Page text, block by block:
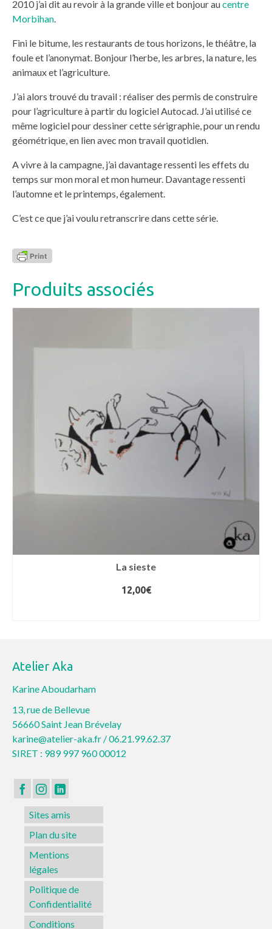
2010 j’ai dit au revoir à la grande ville et bonjour aucentre
Morbihan.
Fini le bitume, les restaurants de tous horizons, le théâtre, la
foule et l’anonymat. Bonjour l’herbe, les arbres, la nature, les
animaux et l’agriculture.
J’ai alors trouvé du travail : réaliser des permis de construire
pour l’agriculture à partir du logiciel Autocad. J’ai utilisé ce
même logiciel pour dessiner cette sérigraphie, pour un rendu
géométrique, en lien avec mon travail quotidien.
A vivre à la campagne, j’ai davantage ressenti les effets du
temps sur mon moral et mon humeur. Davantage ressenti
l’automne et le printemps, également.
C’est ce que j’ai voulu retranscrire dans cette série.
Produits associés
La sieste
12,00€
Atelier Aka
Karine Aboudarham
13, rue de Bellevue
56660 Saint Jean Brévelay
karine@atelier-aka.fr /06.21.99.62.37
SIRET : 989 997 960 00012
Sites amis
Plan du site
Mentions
légales
Politique de
Confidentialité
Conditions